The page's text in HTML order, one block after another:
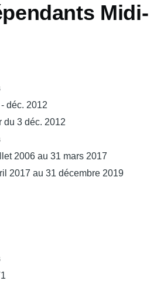
Midi-
déc. 2012
du 3 déc. 2012
2006 au 31 mars 2017
2017 au 31 décembre 2019